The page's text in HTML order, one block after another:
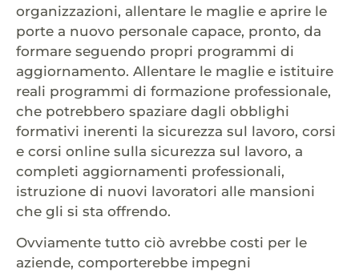
organizzazioni, allentare le maglie e aprire le
porte a nuovo personale capace, pronto, da
formare seguendo propri programmi di
aggiornamento. Allentare le maglie e istituire
reali programmi di formazione professionale,
che potrebbero spaziare dagli obblighi
formativi inerenti la sicurezza sul lavoro, corsi
e corsi online sulla sicurezza sul lavoro, a
completi aggiornamenti professionali,
istruzione di nuovi lavoratori alle mansioni
che gli si sta offrendo.
Ovviamente tutto ciò avrebbe costi per le
aziende, comporterebbe impegni